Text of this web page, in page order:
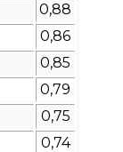
0,88
0,86
0,85
0,79
0,75
0,74